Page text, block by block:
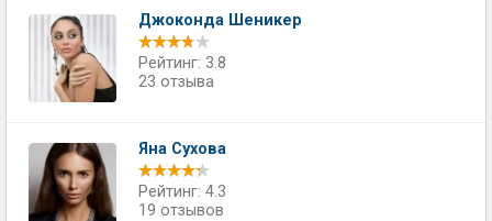
Джоконда Шеникер
Рейтинг: 3.8
23 отзыва
Яна Сухова
Рейтинг: 4.3
19 отзывов